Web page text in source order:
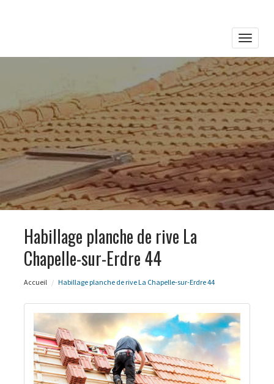
Toggle
Habillage planche de rive La
Chapelle-sur-Erdre 44
Accueil Habillage planche de rive La Chapelle-sur-Erdre 44